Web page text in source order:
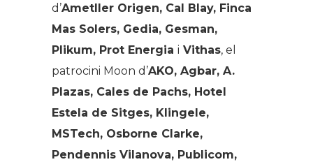
d’Ametller Origen, Cal Blay, Finca
Mas Solers, Gedia, Gesman,
Plikum, Prot Energia i Vithas, el
patrocini Moon d’AKO, Agbar, A.
Plazas, Cales de Pachs, Hotel
Estela de Sitges, Klingele,
MSTech, Osborne Clarke,
Pendennis Vilanova, Publicom,